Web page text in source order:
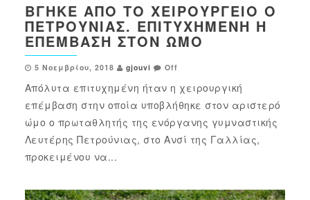
ΒΓΉΚΕ ΑΠΌ ΤΟ ΧΕΙΡΟΥΡΓΕΊΟ Ο
ΠΕΤΡΟΎΝΙΑΣ. ΕΠΙΤΥΧΗΜΈΝΗ Η
ΕΠΈΜΒΑΣΗ ΣΤΟΝ ΏΜΟ
5 Νοεμβρίου, 2018 gjouvi Off
Απόλυτα επιτυχημένη ήταν η χειρουργική
επέμβαση στην οποία υποβλήθηκε στον αριστερό
ώμο ο πρωταθλητής της ενόργανης γυμναστικής
Λευτέρης Πετρούνιας, στο Ανσί της Γαλλίας,
προκειμένου να...